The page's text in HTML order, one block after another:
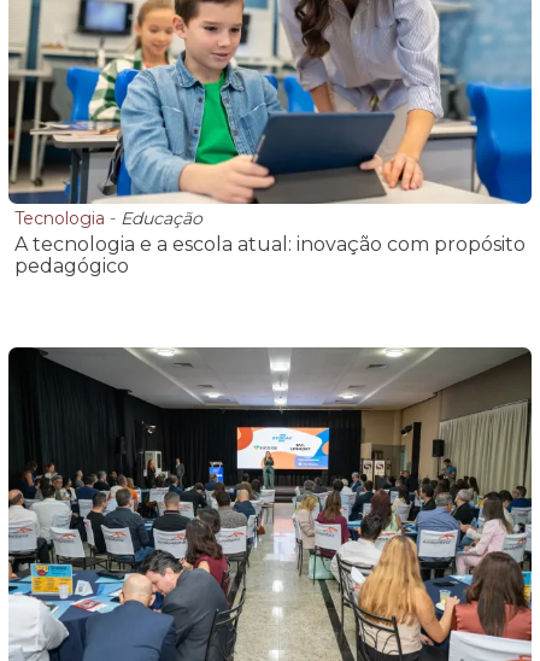
Tecnologia - Educação
A tecnologia e a escola atual: inovação com propósito
pedagógico